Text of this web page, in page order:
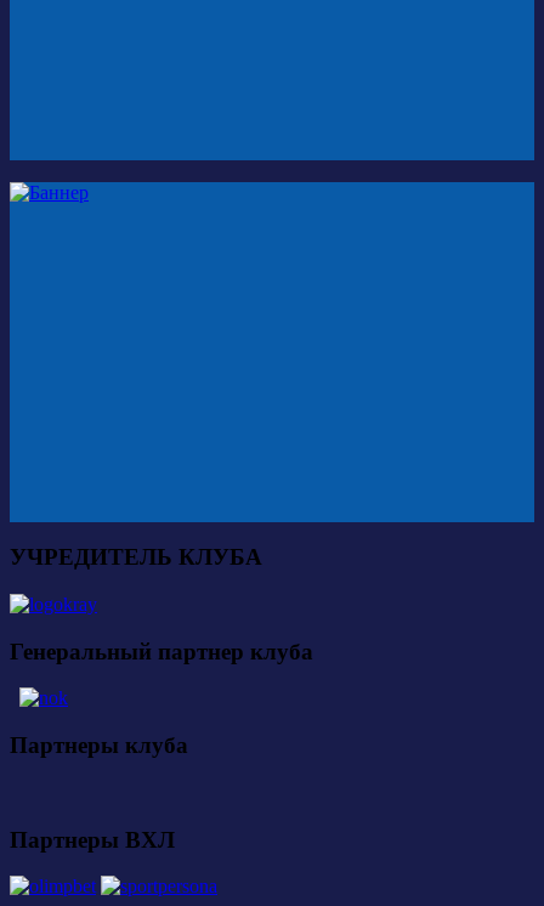
УЧРЕДИТЕЛЬ КЛУБА
Генеральный партнер клуба
Партнеры клуба
Партнеры ВХЛ